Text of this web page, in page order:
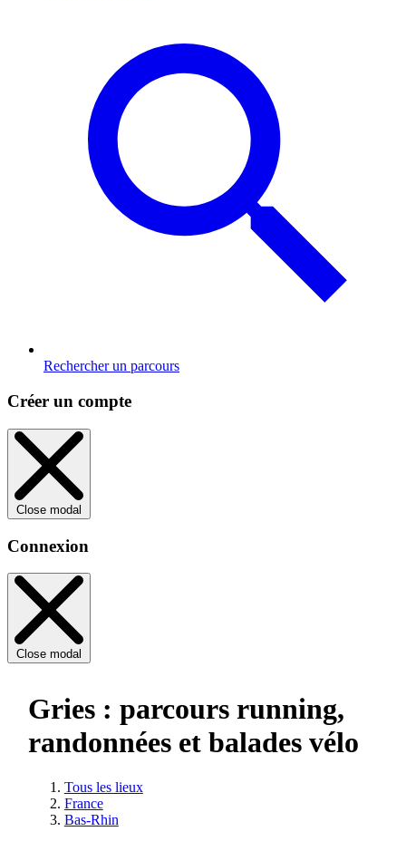
Rechercher un parcours
Créer un compte
Close modal
Connexion
Close modal
Gries : parcours running,
randonnées et balades vélo
Tous les lieux
France
Bas-Rhin